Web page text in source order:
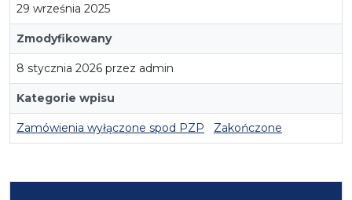
29 września 2025
Zmodyfikowany
8 stycznia 2026 przez admin
Kategorie wpisu
Zamówienia wyłączone spod PZP Zakończone